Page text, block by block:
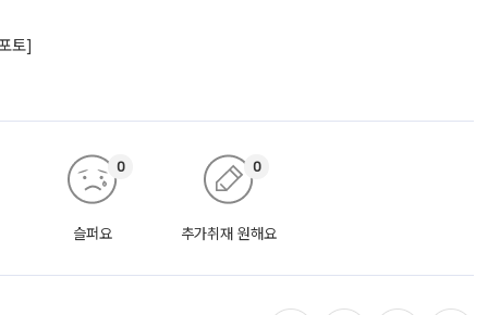
토]
슬퍼요
0
추가취재 원해요
0